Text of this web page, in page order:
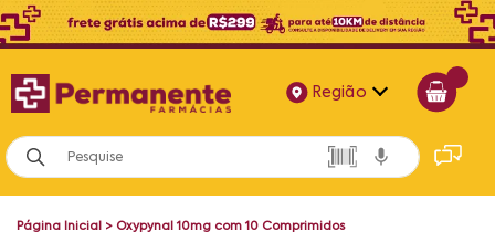
Região
Alagoas
Bahia
Página Inicial > Oxypynal 10mg com 10 Comprimidos